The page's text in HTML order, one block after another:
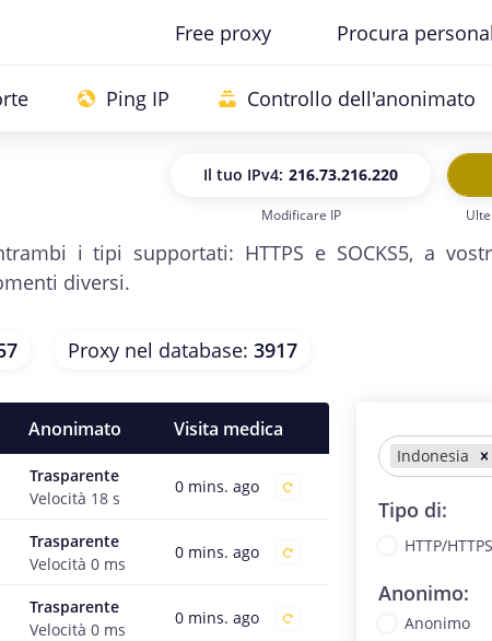
Free proxy Procura
Ping IP Controllo dell'anonimato
Il tuo IPv4: 216.73.216.220
Il tuo IPv6: -
Modificare IP
i tipi supportati: HTTPS e SOCKS5, a
diversi.
Proxy nel database: 3917
Anonimato Visita medica
Trasparente
Velocità 18 s
0 mins. ago
Trasparente
Velocità 0 ms
0 mins. ago
Trasparente
Velocità 0 ms
0 mins. ago
Indonesia
Tipo di:
HTTP/HTTPS
Anonimo:
Anonimo